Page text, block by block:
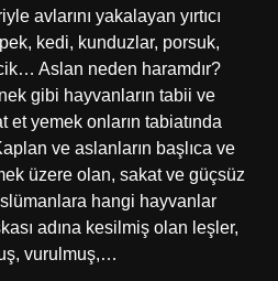
avlarını yakalayan yırtıcı
kedi, kunduzlar, porsuk,
Aslan neden haramdır?
gibi hayvanların tabii ve
et yemek onların tabiatında
ve aslanların başlıca ve
üzere olan, sakat ve güçsüz
hangi hayvanlar
adına kesilmiş olan leşler,
vurulmuş,…